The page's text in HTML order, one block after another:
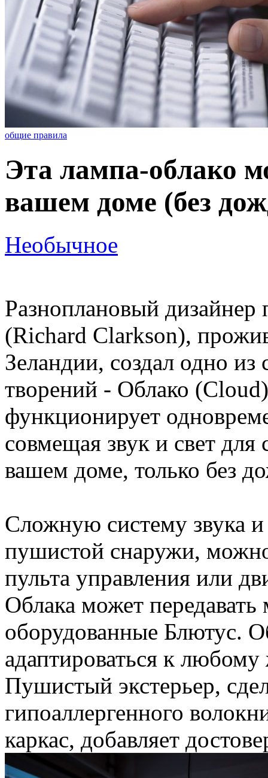
общие правила
Эта лампа-облако
вашем доме (без
Необычное
Разноплановый
(Richard Clarkson),
Зеландии, создал одно
творений - Облако
функционирует
совмещая звук и свет для
вашем доме, только без
Сложную систему звука и
пушистой снаружи,
пульта управления или
Облака может передавать
оборудованные Блютус.
адаптироваться к
Пушистый экстерьер,
гипоаллергенного
каркас, добавляет